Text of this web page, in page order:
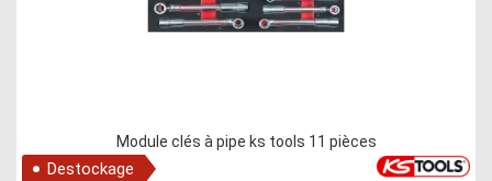
Module clés à pipe ks tools 11 pièces
Destockage